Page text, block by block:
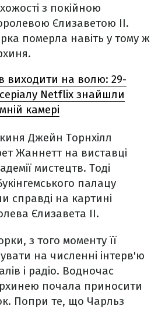
з покійною
Єлизаветою ІІ.
померла навіть у тому ж
виходити на волю: 29-
Netflix знайшли
камері
Джейн Торнхілл
Жаннетт на виставці
мистецтв. Тоді
палацу
справді на картині
Єлизавета II.
з того моменту її
на численні інтерв'ю
і радіо. Водночас
почала приносити
Попри те, що Чарльз